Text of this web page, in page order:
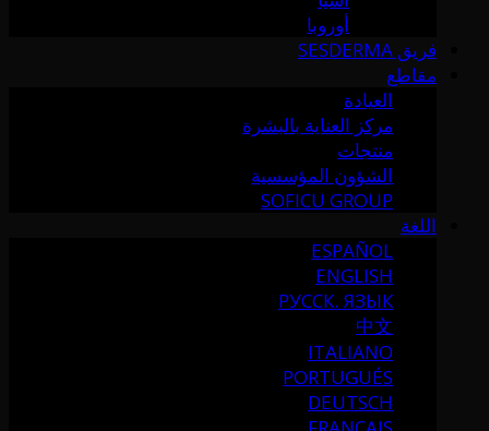
أوروبا
فريق SESDERMA
مقاطع
العيادة
مركز العناية بالبشرة
منتجات
الشؤون المؤسسية
SOFICU GROUP
اللغة
ESPAÑOL
ENGLISH
РУССК. ЯЗЫК
中文
ITALIANO
PORTUGUÉS
DEUTSCH